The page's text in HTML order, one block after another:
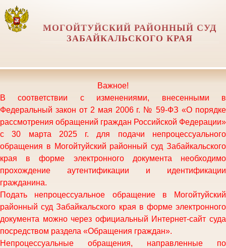
МОГОЙТУЙСКИЙ РАЙОННЫЙ СУД
ЗАБАЙКАЛЬСКОГО КРАЯ
Важное!
В соответствии с изменениями, внесенными в
Федеральный закон от 2 мая 2006 г. № 59-ФЗ «О порядке
рассмотрения обращений граждан Российской Федерации»
с 30 марта 2025 г. для подачи непроцессуального
обращения в Могойтуйский районный суд Забайкальского
края в форме электронного документа необходимо
прохождение аутентификации и идентификации
гражданина.
Подать непроцессуальное обращение в
Могойтуйский
районный суд Забайкальского края в форме электронного
документа можно через официальный Интернет-сайт суда
посредством раздела «Обращения граждан».
Непроцессуальные обращения, направленные по